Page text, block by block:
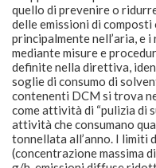
quello di prevenire o
delle emissioni di
principalmente nell’aria, e
mediante misure e
definite nella direttiva,
soglie di consumo di
contenenti DCM si trova
come attività di “pulizia di
attività che consumano
tonnellata all’anno. I limiti
(concentrazione massima